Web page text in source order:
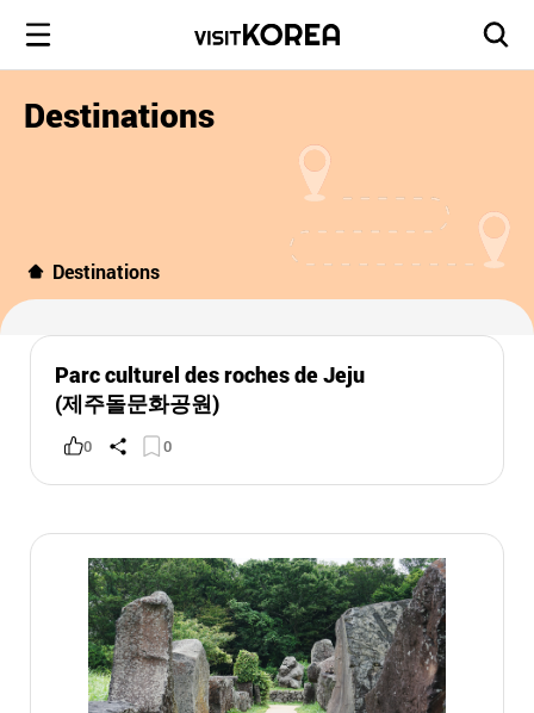
Destinations
Destinations
Parc culturel des roches de Jeju
(제주돌문화공원)
0 0